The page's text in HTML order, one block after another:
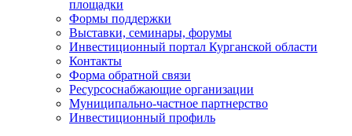
площадки
Формы поддержки
Выставки, семинары, форумы
Инвестиционный портал Курганской области
Контакты
Форма обратной связи
Ресурсоснабжающие организации
Муниципально-частное партнерство
Инвестиционный профиль